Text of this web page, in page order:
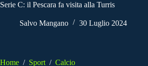
Serie C: il Pescara fa visita alla Turris
Salvo Mangano 30 Luglio 2024
Home / Sport / Calcio